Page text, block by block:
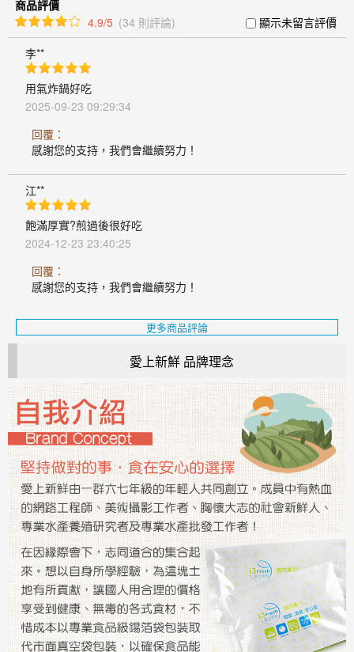
商品評價
4.9/5 (34 則評論)
顯示未留言評價
李**
用氣炸鍋好吃
2025-09-23 09:29:34
回覆：
感謝您的支持，我們會繼續努力！
江**
飽滿厚實?煎過後很好吃
2024-12-23 23:40:25
回覆：
感謝您的支持，我們會繼續努力！
更多商品評論
愛上新鮮 品牌理念